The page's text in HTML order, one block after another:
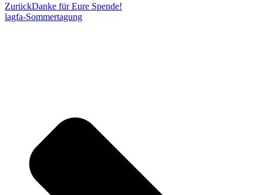
ZurückDanke für Eure Spende!
lagfa-Sommertagung